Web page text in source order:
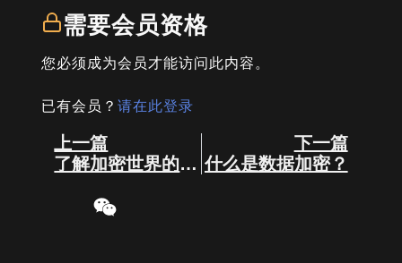
需要会员资格
您必须成为会员才能访问此内容。
已有会员？ 请在此登录
Prev
上一篇
了解加密世界的货币种类
下一篇
什么是数据加密？